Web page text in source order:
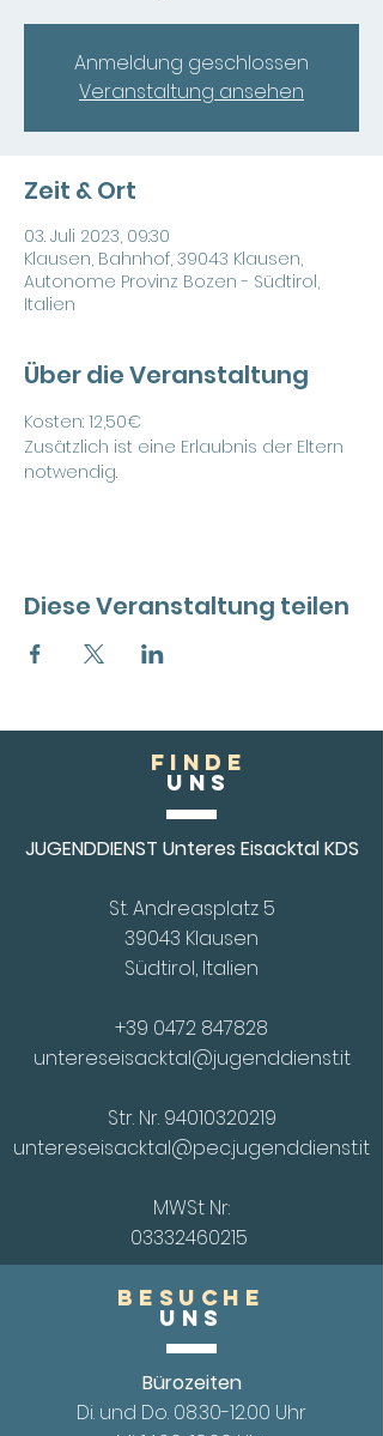
Anmeldung geschlossen
Veranstaltung ansehen
Zeit & Ort
03. Juli 2023, 09:30
Klausen, Bahnhof, 39043 Klausen,
Autonome Provinz Bozen - Südtirol,
Italien
Über die Veranstaltung
Kosten: 12,50€
Zusätzlich ist eine Erlaubnis der Eltern
notwendig.
Diese Veranstaltung teilen
FINDE
Uns
JUGENDDIENST Unteres Eisacktal KDS
St. Andreasplatz 5
39043 Klausen
Südtirol, Italien
+39 0472 847828
untereseisacktal@jugenddienst.it
Str. Nr. 94010320219
untereseisacktal@pec.jugenddienst.it
MWSt Nr:
03332460215
Besuche
UnS
Bürozeiten
Di. und Do. 08.30-12.00 Uhr